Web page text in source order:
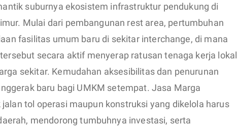
suburnya ekosistem infrastruktur pendukung di
Mulai dari pembangunan rest area, pertumbuhan
fasilitas umum baru di sekitar interchange, di mana
secara aktif menyerap ratusan tenaga kerja lokal
sekitar. Kemudahan aksesibilitas dan penurunan
baru bagi UMKM setempat. Jasa Marga
tol operasi maupun konstruksi yang dikelola harus
mendorong tumbuhnya investasi, serta